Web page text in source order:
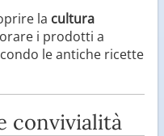
la cultura
i prodotti a
le antiche ricette
convivialità